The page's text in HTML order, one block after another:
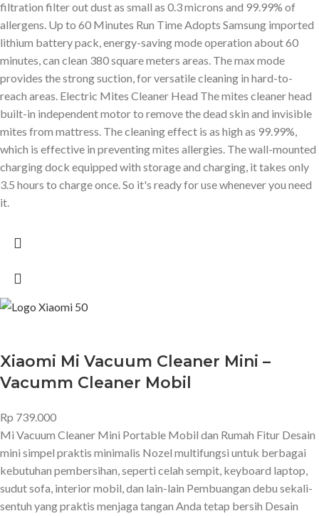
filtration filter out dust as small as 0.3 microns and 99.99% of
allergens. Up to 60 Minutes Run Time Adopts Samsung imported
lithium battery pack, energy-saving mode operation about 60
minutes, can clean 380 square meters areas. The max mode
provides the strong suction, for versatile cleaning in hard-to-
reach areas. Electric Mites Cleaner Head The mites cleaner head
built-in independent motor to remove the dead skin and invisible
mites from mattress. The cleaning effect is as high as 99.99%,
which is effective in preventing mites allergies. The wall-mounted
charging dock equipped with storage and charging, it takes only
3.5 hours to charge once. So it's ready for use whenever you need
it.
Xiaomi Mi Vacuum Cleaner Mini –
Vacumm Cleaner Mobil
Rp 739.000
Mi Vacuum Cleaner Mini Portable Mobil dan Rumah Fitur Desain
mini simpel praktis minimalis Nozel multifungsi untuk berbagai
kebutuhan pembersihan, seperti celah sempit, keyboard laptop,
sudut sofa, interior mobil, dan lain-lain Pembuangan debu sekali-
sentuh yang praktis menjaga tangan Anda tetap bersih Desain